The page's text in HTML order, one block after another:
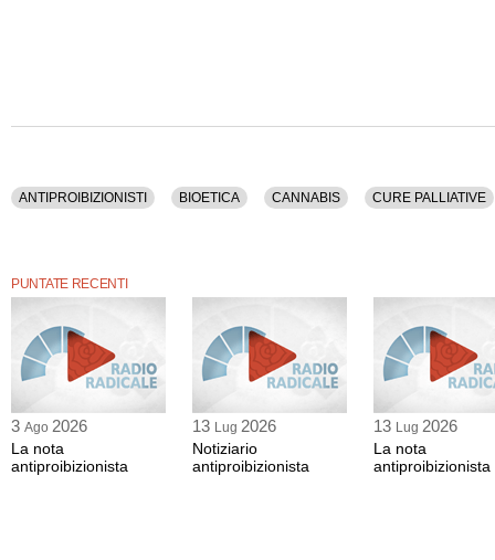
ANTIPROIBIZIONISTI BIOETICA CANNABIS CURE PALLIATIVE
PUNTATE RECENTI
3 Ago 2026
La nota
antiproibizionista
13 Lug 2026
Notiziario
antiproibizionista
13 Lug 2026
La nota
antiproibizionista